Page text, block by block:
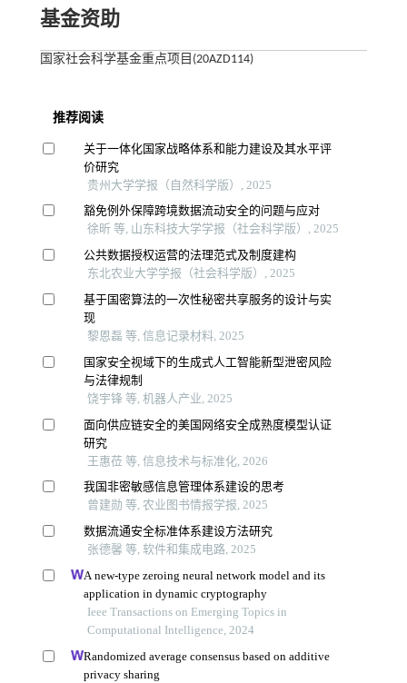
基金资助
国家社会科学基金重点项目(20AZD114)